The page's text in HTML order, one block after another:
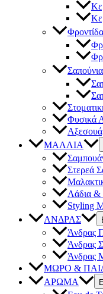
Φυσικά
ΜΑΛΛΙΑ
Στερεά
Λάδια &
Styling
ΑΝΔΡΑΣ
Άνδρας
Άνδρας
Άνδρας
ΜΩΡΟ &
ΑΡΩΜΑ